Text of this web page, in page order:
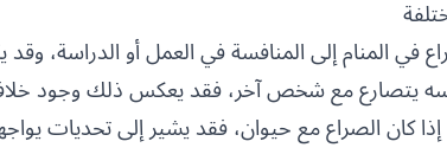
في المنام إلى المنافسة في العمل أو الدراسة، وقد
يتصارع مع شخص آخر، فقد يعكس ذلك وجود
إذا كان الصراع مع حيوان، فقد يشير إلى تحديات